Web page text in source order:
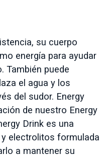
su cuerpo
energía para ayudar
También puede
el agua y los
del sudor. Energy
de nuestro Energy
Drink es una
electrolitos formulada
a mantener su